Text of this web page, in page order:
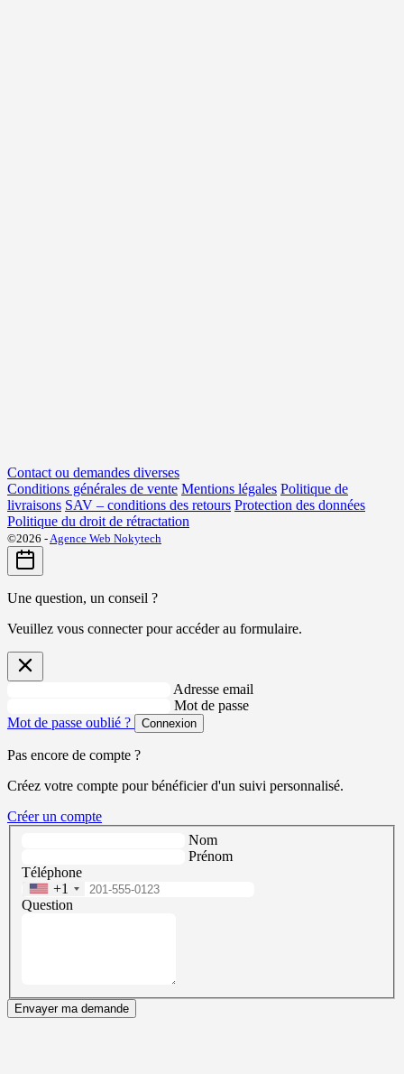
Contact ou demandes diverses
Conditions générales de vente Mentions légales Politique de
livraisons SAV – conditions des retours Protection des données
Politique du droit de rétractation
©2026 -Agence Web Nokytech
Une question, un conseil ?
Veuillez vous connecter pour accéder au formulaire.
Adresse email
Mot de passe
Mot de passe oublié ?
Connexion
Pas encore de compte ?
Créez votre compte pour bénéficier d'un suivi personnalisé.
Créer un compte
Nom
Prénom
Téléphone
+1
Question
Envayer ma demande